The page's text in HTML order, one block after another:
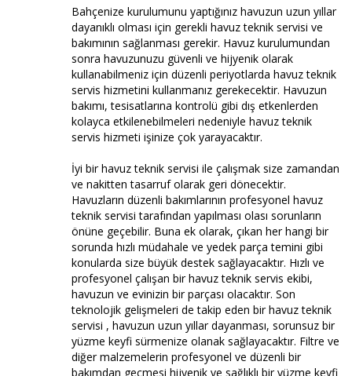
Bahçenize kurulumunu yaptığınız havuzun uzun yıllar
dayanıklı olması için gerekli havuz teknik servisi ve
bakımının sağlanması gerekir. Havuz kurulumundan
sonra havuzunuzu güvenli ve hijyenik olarak
kullanabilmeniz için düzenli periyotlarda havuz teknik
servis hizmetini kullanmanız gerekecektir. Havuzun
bakımı, tesisatlarına kontrolü gibi dış etkenlerden
kolayca etkilenebilmeleri nedeniyle havuz teknik
servis hizmeti işinize çok yarayacaktır.
İyi bir havuz teknik servisi ile çalışmak size zamandan
ve nakitten tasarruf olarak geri dönecektir.
Havuzların düzenli bakımlarının profesyonel havuz
teknik servisi tarafından yapılması olası sorunların
önüne geçebilir. Buna ek olarak, çıkan her hangi bir
sorunda hızlı müdahale ve yedek parça temini gibi
konularda size büyük destek sağlayacaktır. Hızlı ve
profesyonel çalışan bir havuz teknik servis ekibi,
havuzun ve evinizin bir parçası olacaktır. Son
teknolojik gelişmeleri de takip eden bir havuz teknik
servisi , havuzun uzun yıllar dayanması, sorunsuz bir
yüzme keyfi sürmenize olanak sağlayacaktır. Filtre ve
diğer malzemelerin profesyonel ve düzenli bir
bakımdan geçmesi hijyenik ve sağlıklı bir yüzme keyfi